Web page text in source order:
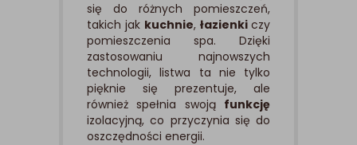
się do różnych pomieszczeń,
takich jak kuchnie, łazienki czy
pomieszczenia spa. Dzięki
zastosowaniu najnowszych
technologii, listwa ta nie tylko
pięknie się prezentuje, ale
również spełnia swoją funkcję
izolacyjną, co przyczynia się do
oszczędności energii.